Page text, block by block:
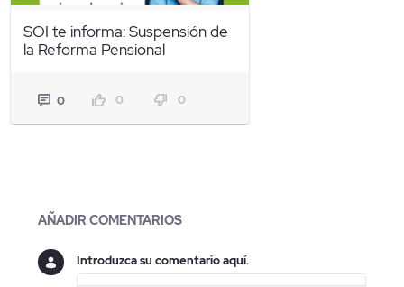
SOI te informa: Suspensión de
la Reforma Pensional
0 0 0
Blogs
AÑADIR COMENTARIOS
Introduzca su comentario aquí.